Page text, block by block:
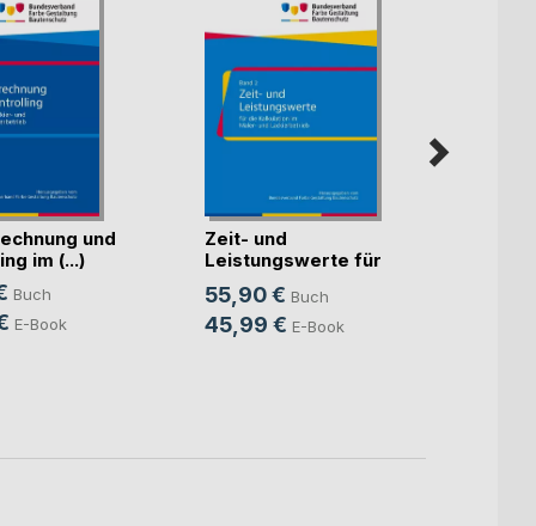
und
im (...)
Buch
E-Book
Zeit- und
Leistungswerte für
die K(...)
55,90 € Buch
45,99 € E-Book